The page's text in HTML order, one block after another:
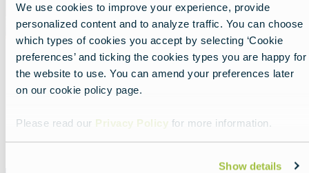
We use cookies to improve your experience, provide
personalized content and to analyze traffic. You can choose
which types of cookies you accept by selecting ‘Cookie
preferences’ and ticking the cookies types you are happy for
the website to use. You can amend your preferences later
on our cookie policy page.
Please read our Privacy Policy for more information.
Show details
Religião, História e Cultura a Pé